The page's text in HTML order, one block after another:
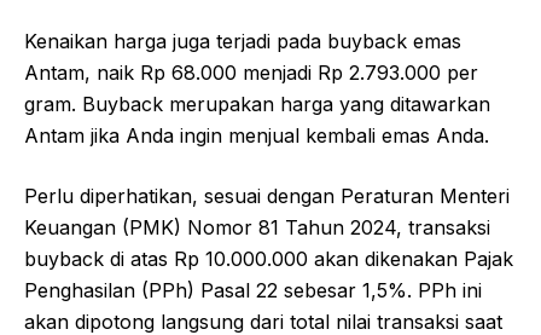
Kenaikan harga juga terjadi pada buyback emas
Antam, naik Rp 68.000 menjadi Rp 2.793.000 per
gram. Buyback merupakan harga yang ditawarkan
Antam jika Anda ingin menjual kembali emas Anda.
Perlu diperhatikan, sesuai dengan Peraturan Menteri
Keuangan (PMK) Nomor 81 Tahun 2024, transaksi
buyback di atas Rp 10.000.000 akan dikenakan Pajak
Penghasilan (PPh) Pasal 22 sebesar 1,5%. PPh ini
akan dipotong langsung dari total nilai transaksi saat